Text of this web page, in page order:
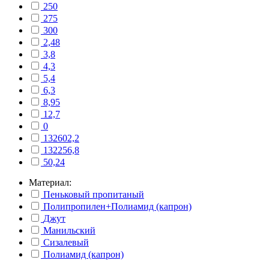
250
275
300
2,48
3,8
4,3
5,4
6,3
8,95
12,7
0
132602,2
132256,8
50,24
Материал:
Пеньковый пропитаный
Полипропилен+Полиамид (капрон)
Джут
Манильский
Сизалевый
Полиамид (капрон)